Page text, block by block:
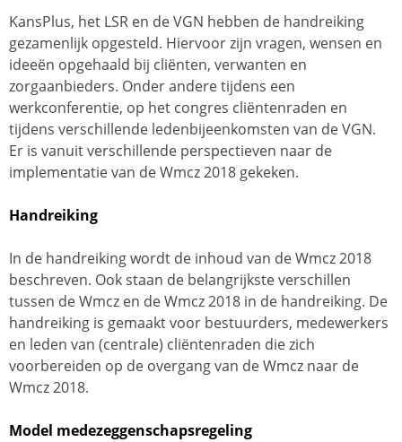
KansPlus, het LSR en de VGN hebben de handreiking
gezamenlijk opgesteld. Hiervoor zijn vragen, wensen en
ideeën opgehaald bij cliënten, verwanten en
zorgaanbieders. Onder andere tijdens een
werkconferentie, op het congres cliëntenraden en
tijdens verschillende ledenbijeenkomsten van de VGN.
Er is vanuit verschillende perspectieven naar de
implementatie van de Wmcz 2018 gekeken.
Handreiking
In de handreiking wordt de inhoud van de Wmcz 2018
beschreven. Ook staan de belangrijkste verschillen
tussen de Wmcz en de Wmcz 2018 in de handreiking. De
handreiking is gemaakt voor bestuurders, medewerkers
en leden van (centrale) cliëntenraden die zich
voorbereiden op de overgang van de Wmcz naar de
Wmcz 2018.
Model medezeggenschapsregeling